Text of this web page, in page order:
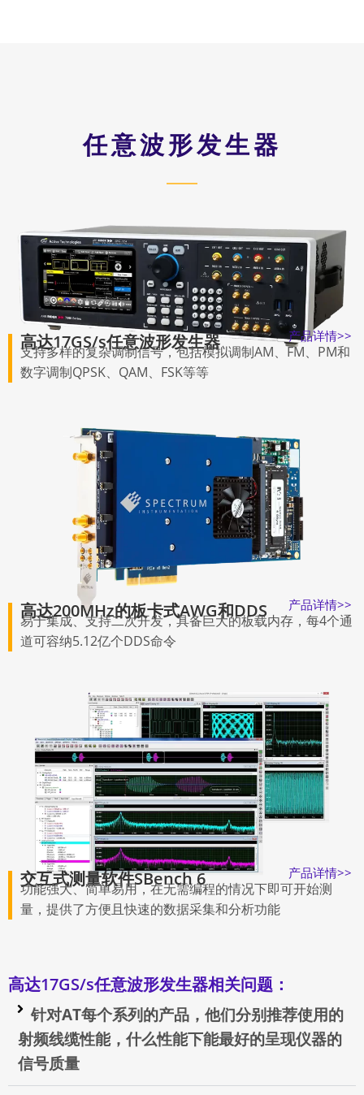
任意波形发生器
产品详情>>
高达17GS/s任意波形发生器
支持多样的复杂调制信号，包括模拟调制AM、FM、PM和
数字调制QPSK、QAM、FSK等等
产品详情>>
高达200MHz的板卡式AWG和DDS
易于集成、支持二次开发，具备巨大的板载内存，每4个通
道可容纳5.12亿个DDS命令
产品详情>>
交互式测量软件SBench 6
功能强大、简单易用，在无需编程的情况下即可开始测
量，提供了方便且快速的数据采集和分析功能
高达17GS/s任意波形发生器相关问题：
针对AT每个系列的产品，他们分别推荐使用的
射频线缆性能，什么性能下能最好的呈现仪器的
信号质量